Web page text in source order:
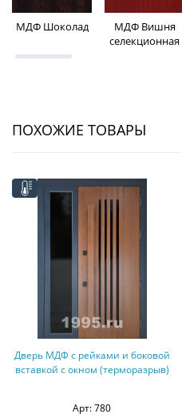
МДФ Шоколад
МДФ Вишня
селекционная
ПОХОЖИЕ ТОВАРЫ
Входная дверь для квартиры с
серыми 3D-панелями МДФ
Арт: 892